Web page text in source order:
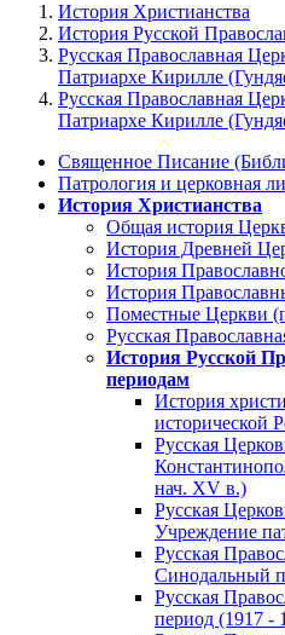
История Христианства
История Русской
Русская Православная
Патриархе Кирилле
Русская Православная
Патриархе Кирилле
Священное Писание
Патрология и церковная
История Христианства
Общая история
История Древней
История
История
Поместные Церкви
Русская
История Русской
периодам
История
исторической
Русская
нач. XV в.)
Русская
Учреждение
Русская
Синодальный
Русская
период (1917 -